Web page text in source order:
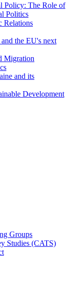
Policy: The Role of
Politics
Relations
the EU's next
Migration
and its
Development
Groups
Studies (CATS)